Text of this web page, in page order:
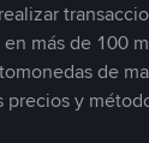
más de 100
de
precios y